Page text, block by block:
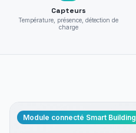
Capteurs
Température, présence, détection de
charge
Module connecté Smart Building